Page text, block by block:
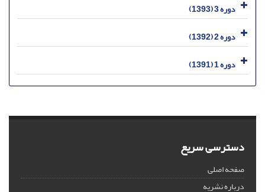
دوره 3 (1393)
دوره 2 (1392)
دوره 1 (1391)
دسترسی سریع
صفحه اصلی
درباره نشریه